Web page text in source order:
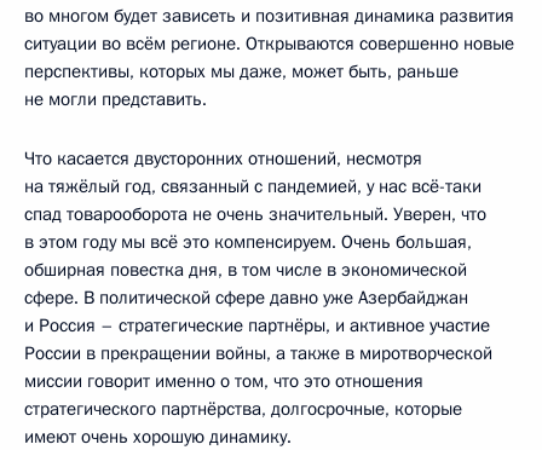
во многом будет зависеть и позитивная динамика развития
ситуации во всём регионе. Открываются совершенно новые
перспективы, которых мы даже, может быть, раньше
не могли представить.
Что касается двусторонних отношений, несмотря
на тяжёлый год, связанный с пандемией, у нас всё-таки
спад товарооборота не очень значительный. Уверен, что
в этом году мы всё это компенсируем. Очень большая,
обширная повестка дня, в том числе в экономической
сфере. В политической сфере давно уже Азербайджан
и Россия – стратегические партнёры, и активное участие
России в прекращении войны, а также в миротворческой
миссии говорит именно о том, что это отношения
стратегического партнёрства, долгосрочные, которые
имеют очень хорошую динамику.